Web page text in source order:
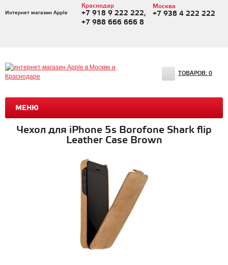
Интернет магазин Apple
Краснодар
+7 918 9 222 222,
+7 988 666 666 8
Москва
+7 938 4 222 222
МЕНЮ
ТОВАРОВ: 0
Чехол для iPhone 5s Borofone Shark flip
Leather Case Brown